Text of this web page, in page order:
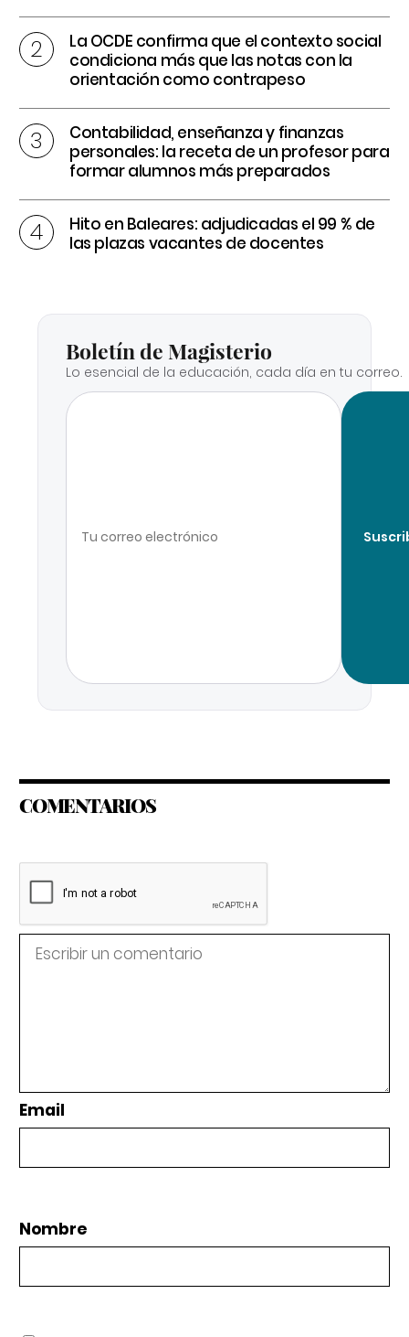
La OCDE confirma que el contexto social
condiciona más que las notas con la
orientación como contrapeso
Contabilidad, enseñanza y finanzas
personales: la receta de un profesor para
formar alumnos más preparados
Hito en Baleares: adjudicadas el 99 % de
las plazas vacantes de docentes
Boletín de Magisterio
Lo esencial de la educación, cada día en tu correo.
COMENTARIOS
Email
Nombre